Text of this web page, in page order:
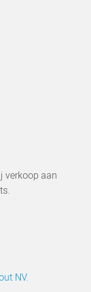
verkoop aan
NV.